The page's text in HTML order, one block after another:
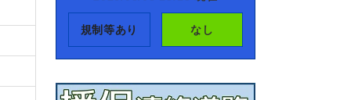
規制等あり なし